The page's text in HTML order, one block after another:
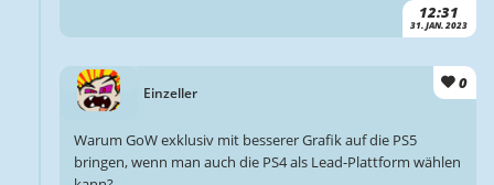
12:31
31. JAN. 2023
Einzeller
0
Warum GoW exklusiv mit besserer Grafik auf die PS5
bringen, wenn man auch die PS4 als Lead-Plattform wählen